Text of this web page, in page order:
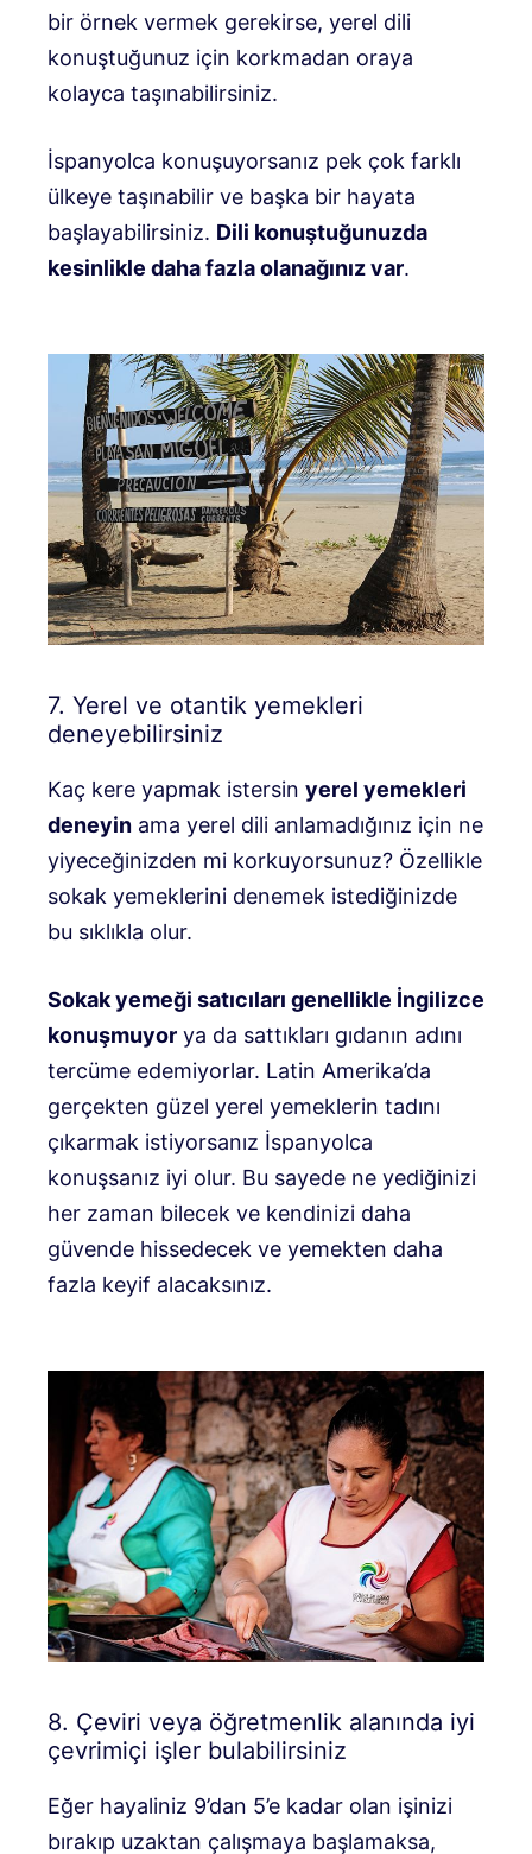
bir örnek vermek gerekirse, yerel dili
konuştuğunuz için korkmadan oraya
kolayca taşınabilirsiniz.
İspanyolca konuşuyorsanız pek çok farklı
ülkeye taşınabilir ve başka bir hayata
başlayabilirsiniz. Dili konuştuğunuzda
kesinlikle daha fazla olanağınız var.
7. Yerel ve otantik yemekleri
deneyebilirsiniz
Kaç kere yapmak istersin yerel yemekleri
deneyin ama yerel dili anlamadığınız için ne
yiyeceğinizden mi korkuyorsunuz? Özellikle
sokak yemeklerini denemek istediğinizde
bu sıklıkla olur.
Sokak yemeği satıcıları genellikle İngilizce
konuşmuyor ya da sattıkları gıdanın adını
tercüme edemiyorlar. Latin Amerika’da
gerçekten güzel yerel yemeklerin tadını
çıkarmak istiyorsanız İspanyolca
konuşsanız iyi olur. Bu sayede ne yediğinizi
her zaman bilecek ve kendinizi daha
güvende hissedecek ve yemekten daha
fazla keyif alacaksınız.
8. Çeviri veya öğretmenlik alanında iyi
çevrimiçi işler bulabilirsiniz
Eğer hayaliniz 9’dan 5’e kadar olan işinizi
bırakıp uzaktan çalışmaya başlamaksa,